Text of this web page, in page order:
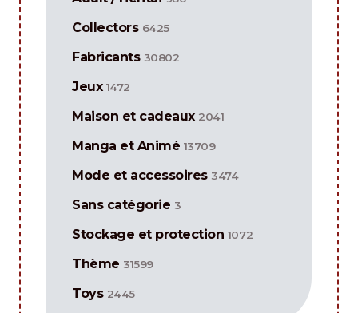
Collectors 6425
Fabricants 30802
Jeux 1472
Maison et cadeaux 2041
Manga et Animé 13709
Mode et accessoires 3474
Sans catégorie 3
Stockage et protection 1072
Thème 31599
Toys 2445